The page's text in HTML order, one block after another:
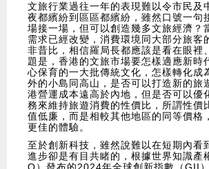
文旅行業過往一年的表現難以令市民及
夜都繽紛到區區都繽紛，雖然口號一句
場接一場，但可以創造幾多文旅經濟？
需求已經改變，消費環境同大部分旅客
非昔比，相信羅局長都應該是看在眼裡
題是，香港的文旅市場要怎樣適應新時
心保育的一大批傳統文化，怎樣轉化成
外的小島同高山，是否可以打造新的旅
港營運成本遠高於內地，但是否可以優
務來維持旅遊消費的性價比，所謂性價
值低廉，而是相較其他地區的同等價格
更佳的體驗。
至於創新科技，雖然說難以在短期內看
進步卻是有目共睹的，根據世界知識產